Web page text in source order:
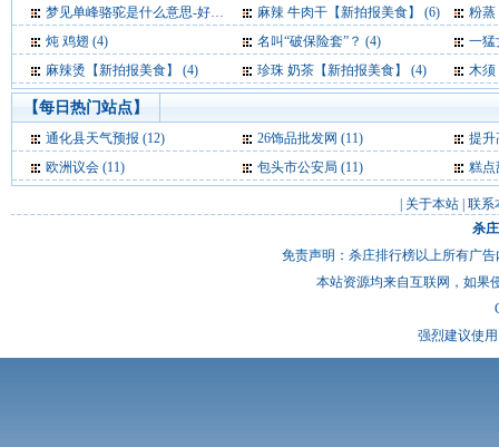
梦见单峰骆驼是什么意思-好不好-代表什么-周公解梦 (7) 麻辣 牛肉干【新拍报美食】 (6)
粉蒸
炖 鸡翅 (4)
名叫“破保险套”？ (4)
一猛
麻辣烫【新拍报美食】 (4)
珍珠 奶茶【新拍报美食】 (4) 木须
【每日热门站点】
通化县天气预报 (12) 26饰品批发网 (11)
提升
欧洲议会 (11) 包头市公安局 (11) 糕点
关于本站 联系
杀
免责声明：杀庄排行榜以上所有广
本站资源均来自互联网，如果
强烈建议使